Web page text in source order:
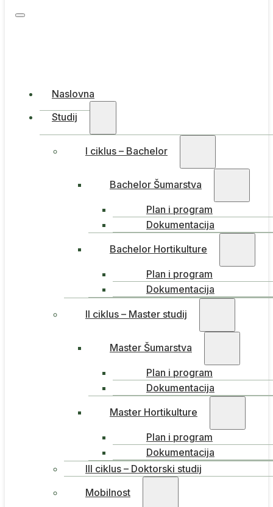
Naslovna
Studij
I ciklus – Bachelor
Bachelor Šumarstva
Plan i program
Dokumentacija
Bachelor Hortikulture
Plan i program
Dokumentacija
II ciklus – Master studij
Master Šumarstva
Plan i program
Dokumentacija
Master Hortikulture
Plan i program
Dokumentacija
III ciklus – Doktorski studij
Mobilnost